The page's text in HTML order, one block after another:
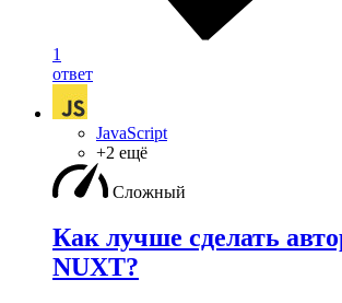
1
ответ
JavaScript
+2 ещё
Сложный
Как лучше сделать
NUXT?